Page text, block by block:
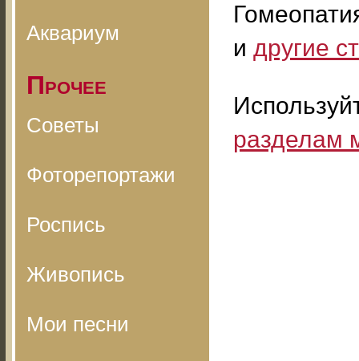
Аквариум
Прочее
Советы
Фоторепортажи
Роспись
Живопись
Мои песни
и другие
разделам